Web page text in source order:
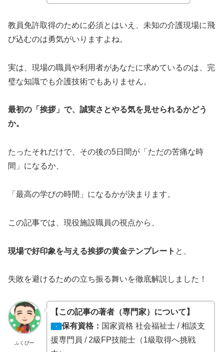
教員免許取得のために必須とはいえ、未知の介護現場に飛
び込むのは勇気がいりますよね。
実は、現場の職員や利用者があなたに求めているのは、完
璧な知識でも介護技術でもありません。
最初の「挨拶」で、誠実さとやる気を見せられるかどう
か。
たったそれだけで、その後の5日間が「ただの苦痛な時
間」になるか、
「最高の学びの時間」になるかが決まります。
この記事では、現役施設職員の視点から、
現場で好印象を与える挨拶の黄金テンプレート と、
失敗を避けるための立ち振る舞いを徹底解説しました！
ふくぴー
【この記事の著者（専門家）について】
・ 保有資格： 国家資格 社会福祉士 / 相談支
援専門員 / 2級FP技能士（1級取得へ挑戦